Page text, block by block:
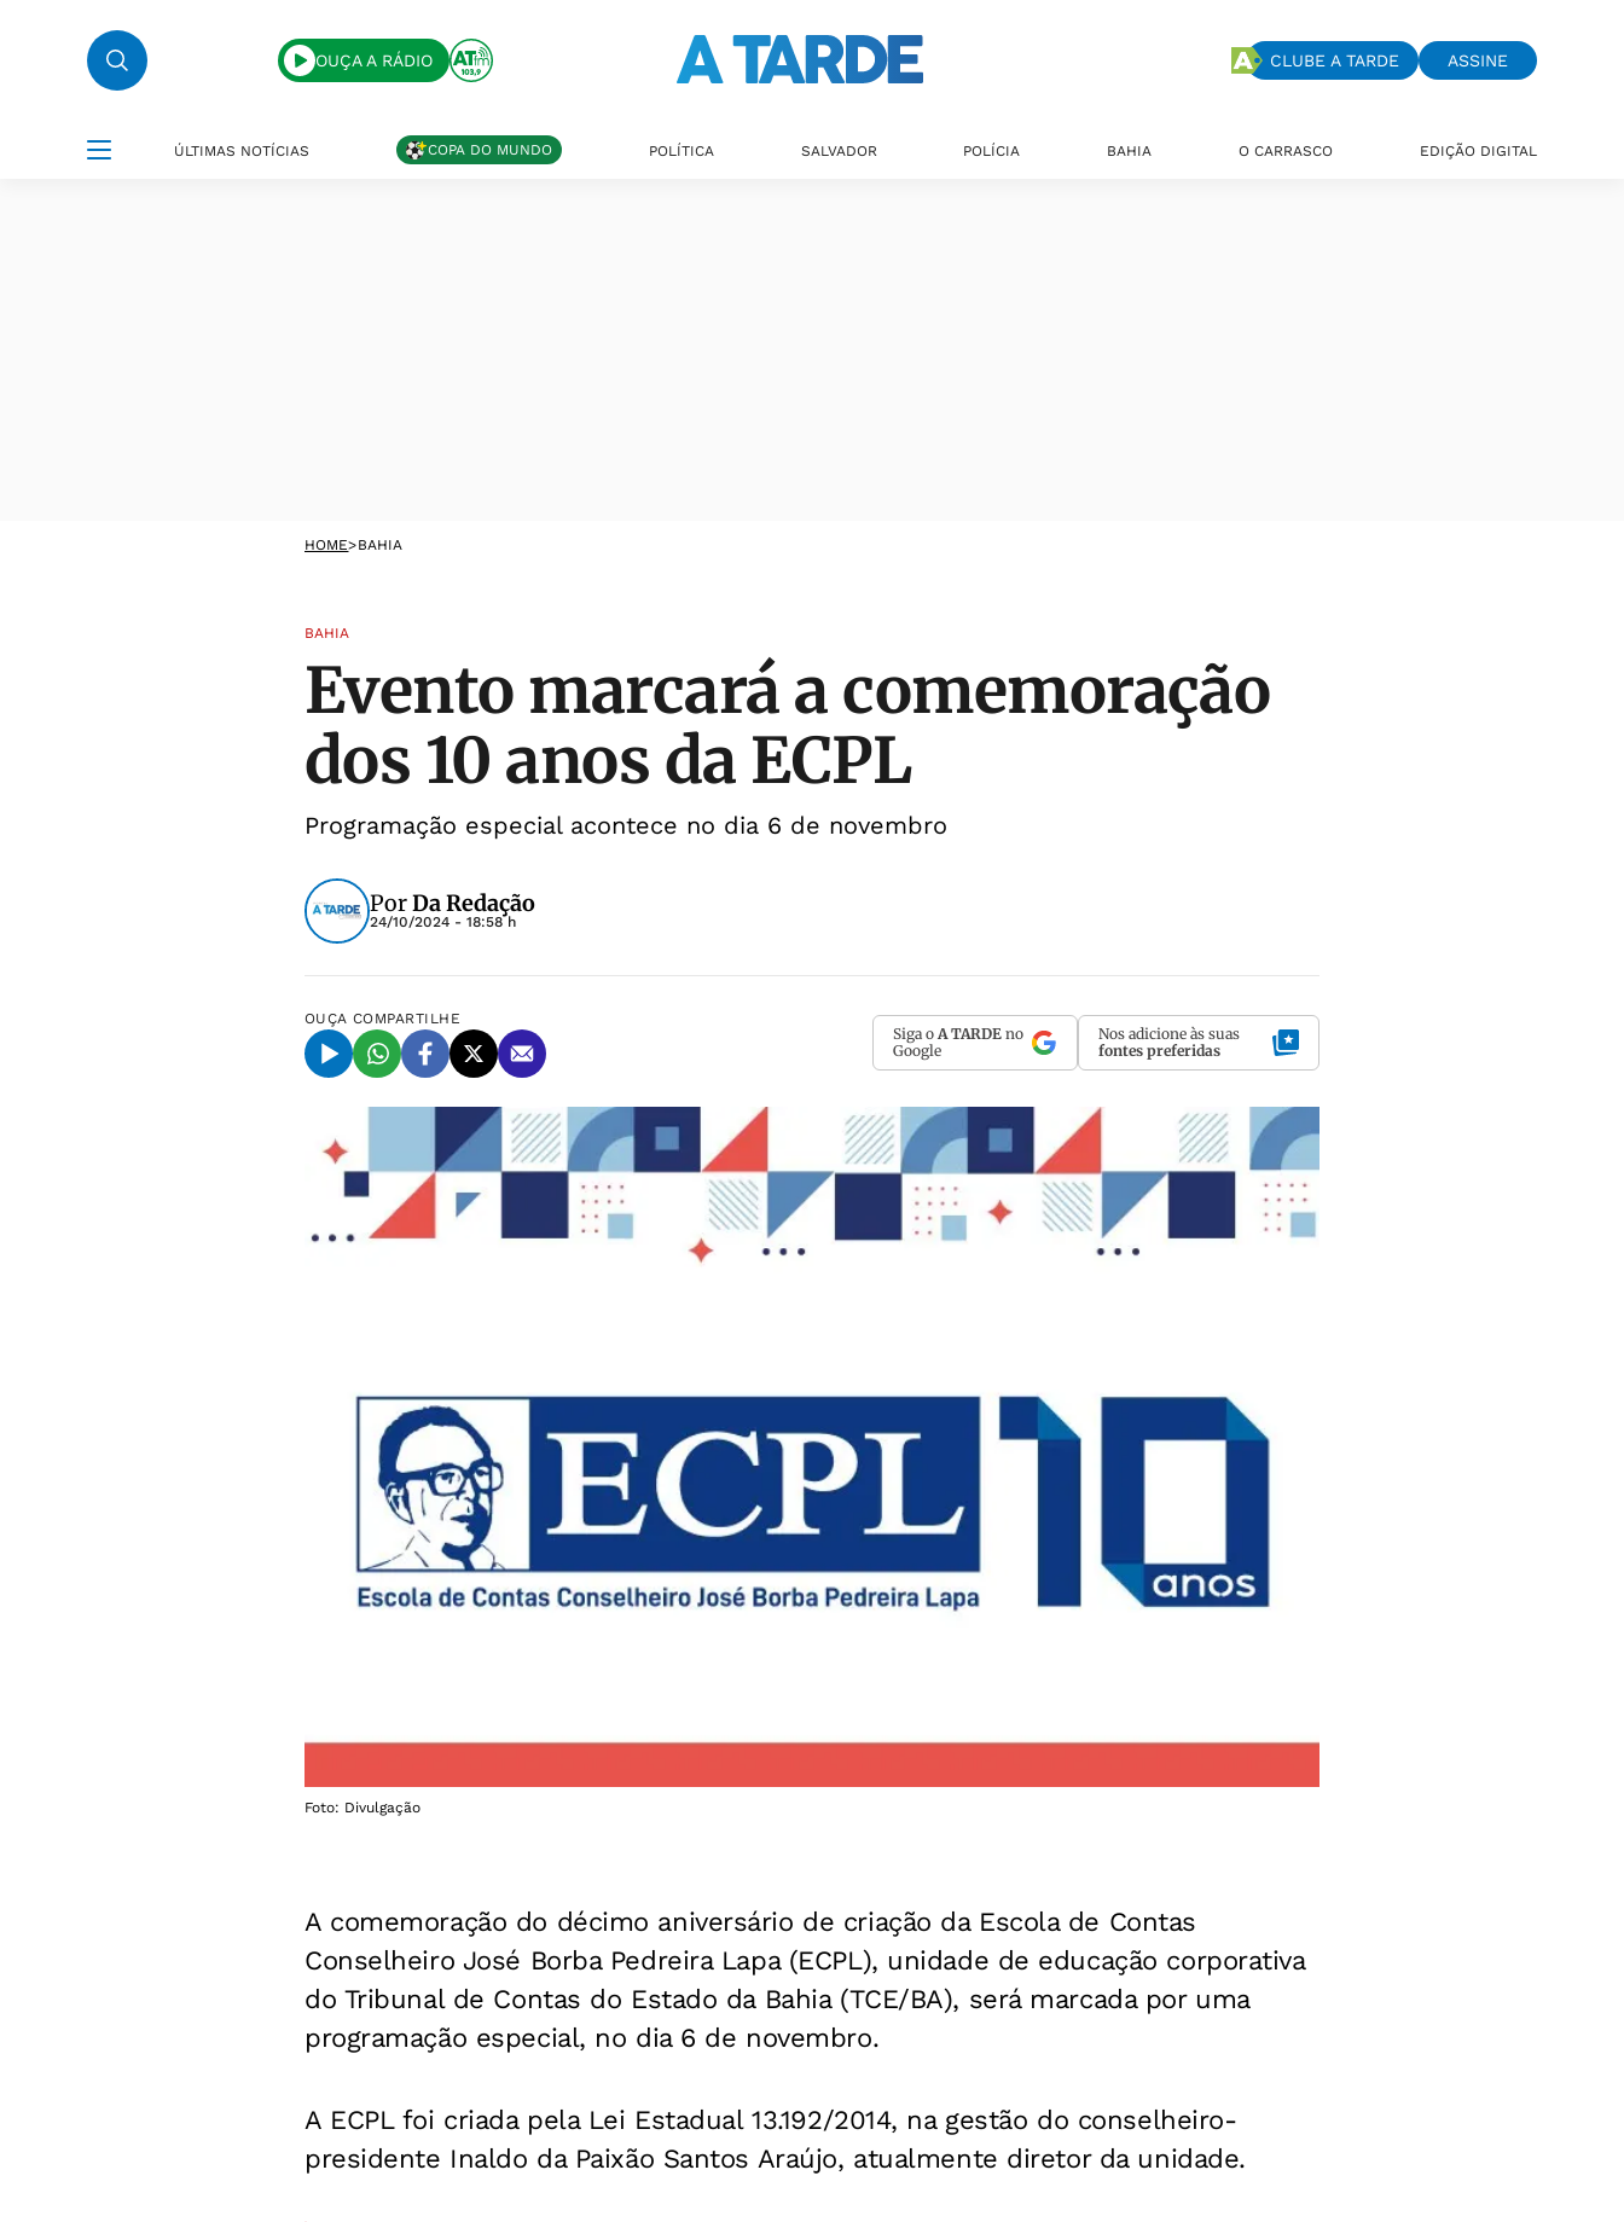
OUÇA A RÁDIO CLUBE A TARDE ASSINE
ÚLTIMAS NOTÍCIAS COPA DO MUNDO POLÍTICA SALVADOR POLÍCIA BAHIA O CARRASCO EDIÇÃO DIGITAL
HOME>BAHIA
BAHIA
Evento marcará a comemoração
dos 10 anos da ECPL
Programação especial acontece no dia 6 de novembro
PorDa Redação
24/10/2024 - 18:58 h
OUÇA COMPARTILHE
Siga o A TARDE no
Google
Nos adicione às suas
fontes preferidas
Foto: Divulgação
A comemoração do décimo aniversário de criação da Escola de Contas
Conselheiro José Borba Pedreira Lapa (ECPL), unidade de educação corporativa
do Tribunal de Contas do Estado da Bahia (TCE/BA), será marcada por uma
programação especial, no dia 6 de novembro.
A ECPL foi criada pela Lei Estadual 13.192/2014, na gestão do conselheiro-
presidente Inaldo da Paixão Santos Araújo, atualmente diretor da unidade.